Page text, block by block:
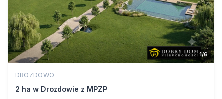
1/6
DROZDOWO
2 ha w Drozdowie z MPZP